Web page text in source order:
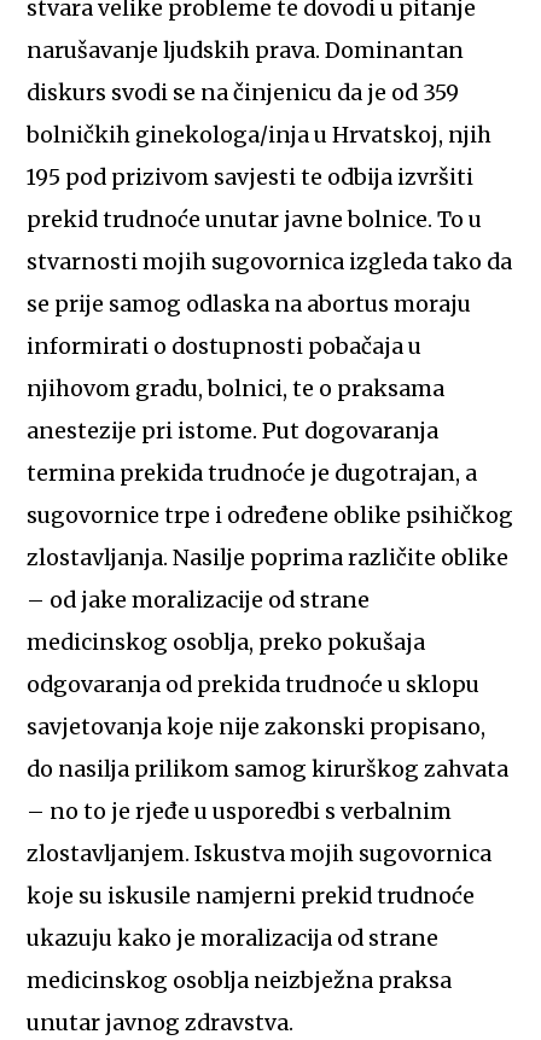
stvara velike probleme te dovodi u pitanje
narušavanje ljudskih prava. Dominantan
diskurs svodi se na činjenicu da je od 359
bolničkih ginekologa/inja u Hrvatskoj, njih
195 pod prizivom savjesti te odbija izvršiti
prekid trudnoće unutar javne bolnice. To u
stvarnosti mojih sugovornica izgleda tako da
se prije samog odlaska na abortus moraju
informirati o dostupnosti pobačaja u
njihovom gradu, bolnici, te o praksama
anestezije pri istome. Put dogovaranja
termina prekida trudnoće je dugotrajan, a
sugovornice trpe i određene oblike psihičkog
zlostavljanja. Nasilje poprima različite oblike
– od jake moralizacije od strane
medicinskog osoblja, preko pokušaja
odgovaranja od prekida trudnoće u sklopu
savjetovanja koje nije zakonski propisano,
do nasilja prilikom samog kirurškog zahvata
– no to je rjeđe u usporedbi s verbalnim
zlostavljanjem. Iskustva mojih sugovornica
koje su iskusile namjerni prekid trudnoće
ukazuju kako je moralizacija od strane
medicinskog osoblja neizbježna praksa
unutar javnog zdravstva.